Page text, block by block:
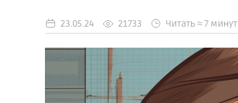
23.05.24 21733 Читать ≈ 7 минут